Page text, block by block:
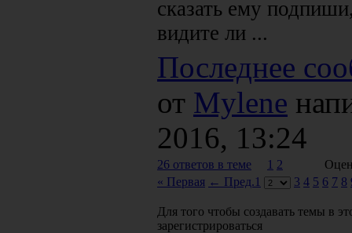
сказать ему
видите ли ...
Последнее
от Mylene
2016, 13:24
26 ответов в теме 1 2
« Первая ← Пред.1 3 4 5 6 7 8
Для того чтобы создавать темы в
зарегистрироваться